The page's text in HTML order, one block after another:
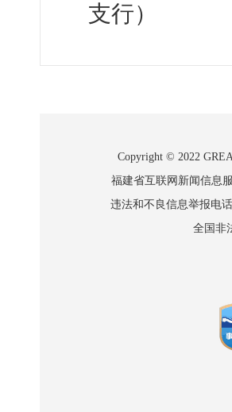
支行）
Copyright © 2022
福建省互联网新闻信息
违法和不良信息举报电
全国非